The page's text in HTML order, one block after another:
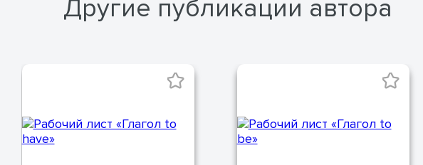
Другие публикации автора